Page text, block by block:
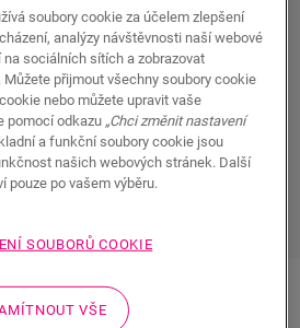
nebo vinylové
podlahu, budete ji určitě
a nejsnadněji. Nechte
odborníkovi, nebo si udělejte
na vás.
soubory cookie za účelem zlepšení
analýzy návštěvnosti naší webové
sociálních sítích a zobrazovat
Můžete přijmout všechny soubory cookie
nebo můžete upravit vaše
pomocí odkazu „Chci změnit nastavení
a funkční soubory cookie jsou
našich webových stránek. Další
pouze po vašem výběru.
SOUBORŮ COOKIE
VŠE